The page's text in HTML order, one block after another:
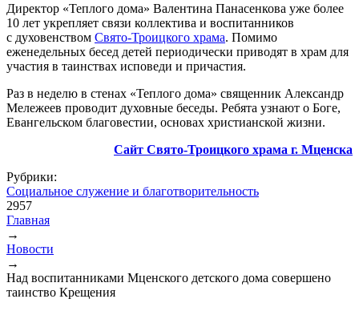
Директор «Теплого дома» Валентина Панасенкова уже более
10 лет укрепляет связи коллектива и воспитанников
с духовенством Свято-Троицкого храма. Помимо
еженедельных бесед детей периодически приводят в храм для
участия в таинствах исповеди и причастия.
Раз в неделю в стенах «Теплого дома» священник Александр
Мележеев проводит духовные беседы. Ребята узнают о Боге,
Евангельском благовестии, основах христианской жизни.
Сайт Свято-Троицкого храма г. Мценска
Рубрики:
Социальное служение и благотворительность
2957
Вы здесь
Главная
→
Новости
→
Над воспитанниками Мценского детского дома совершено
таинство Крещения